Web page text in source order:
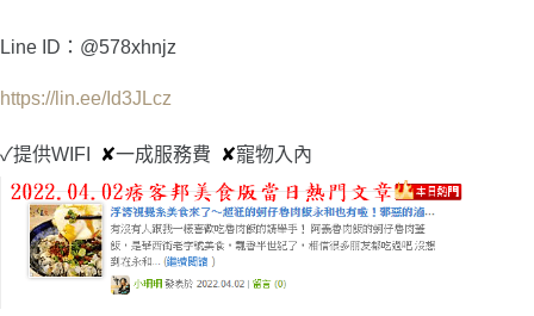
Line ID：@578xhnjz
https://lin.ee/Id3JLcz
✓提供WIFI ✘一成服務費 ✘寵物入內